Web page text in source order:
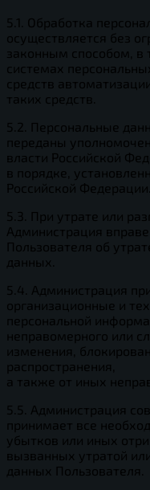
5.1. Обработка
осуществляется без
законным способом,
системах
средств
таких средств.
5.2. Персональные
переданы
власти Российской
в порядке,
Российской Федерации.
5.3. При утрате или
Администрация
Пользователя об
данных.
5.4. Администрация
организационные и
персональной
неправомерного или
изменения,
распространения,
а также от иных
5.5. Администрация
принимает все
убытков или иных
вызванных утратой
данных Пользователя.